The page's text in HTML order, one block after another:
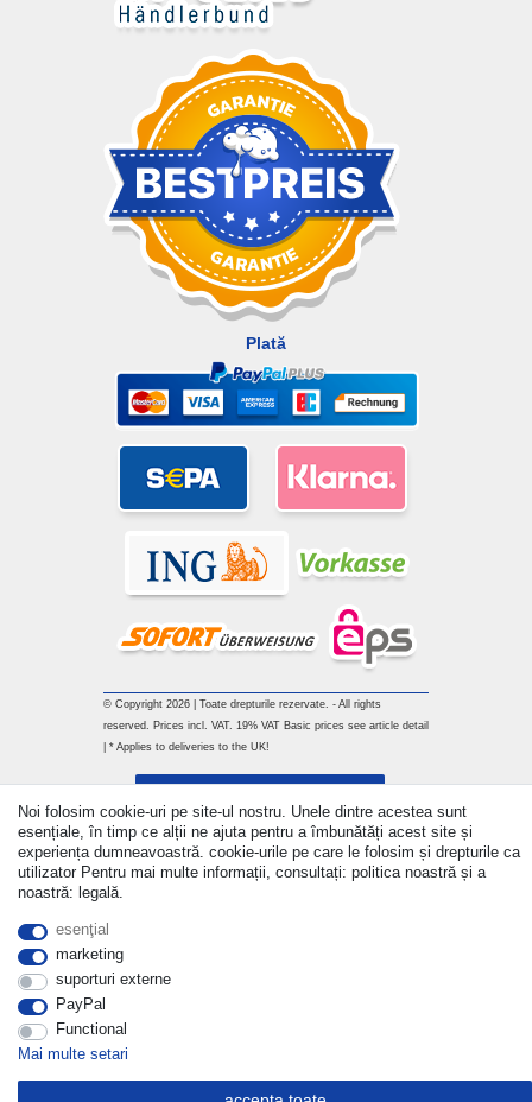
Plată
© Copyright 2026 | Toate drepturile rezervate. - All rights
reserved. Prices incl. VAT. 19% VAT Basic prices see article detail
| * Applies to deliveries to the UK!
Noi folosim cookie-uri pe site-ul nostru. Unele dintre acestea sunt
esențiale, în timp ce alții ne ajuta pentru a îmbunătăți acest site și
experiența dumneavoastră. cookie-urile pe care le folosim și drepturile ca
utilizator Pentru mai multe informații, consultați: politica noastră și a
noastră: legală.
esenţial
marketing
suporturi externe
PayPal
Functional
Mai multe setari
a lua legatura